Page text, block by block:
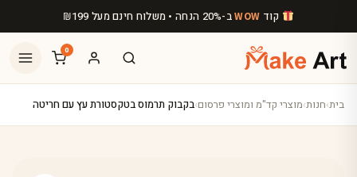
דלג לתוכן הראשי קוד WOWב-20% הנחה • משלוח חינם מעל ₪199
0
בית›חנות›מוצרי קד"מ ומוצרי פרסום›בקבוק תרמוס בטקסטורת עץ עם חריטה